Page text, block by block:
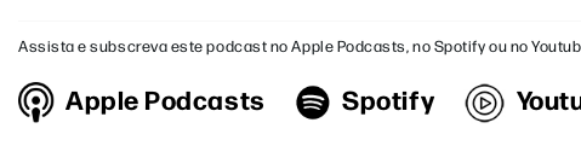
Assista e subscreva este podcast no Apple Podcasts, no Spotify ou no
Apple Podcasts Spotify